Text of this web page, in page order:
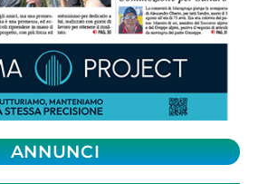
ANNUNCI